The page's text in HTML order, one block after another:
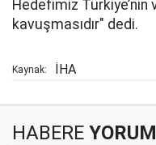
Hedefimiz Türkiye’nin
kavuşmasıdır" dedi.
Kaynak: İHA
HABERE